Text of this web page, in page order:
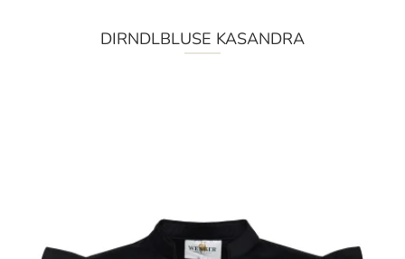
DIRNDLBLUSE KASANDRA